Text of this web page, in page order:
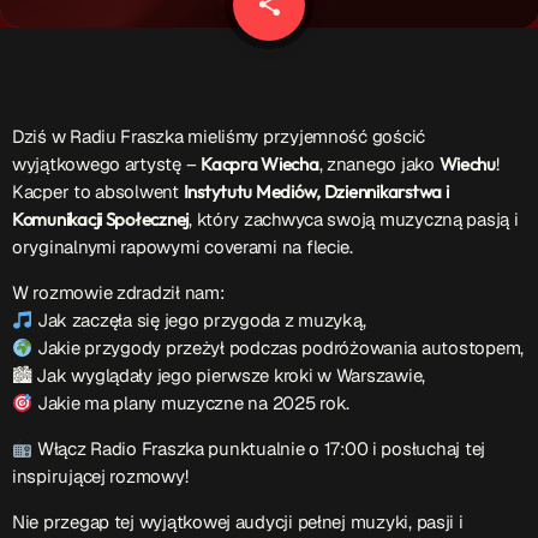
EKIPA
Rekrutacja Fraszka
Podcasty
Przydatne linki
Strona UJK
Klub WSPAK
Wirtualna Uczelnia
Biuro Karier
Punkt Interwencji Kryzysowej
Dziś w Radiu Fraszka mieliśmy przyjemność gościć
wyjątkowego artystę – Kacpra Wiecha, znanego jako Wiechu!
Kacper to absolwent Instytutu Mediów, Dziennikarstwa i
Komunikacji Społecznej, który zachwyca swoją muzyczną pasją i
oryginalnymi rapowymi coverami na flecie.
W rozmowie zdradził nam:
Jak zaczęła się jego przygoda z muzyką,
Jakie przygody przeżył podczas podróżowania autostopem,
🏙 Jak wyglądały jego pierwsze kroki w Warszawie,
Jakie ma plany muzyczne na 2025 rok.
Włącz Radio Fraszka punktualnie o 17:00 i posłuchaj tej
inspirującej rozmowy!
Nie przegap tej wyjątkowej audycji pełnej muzyki, pasji i